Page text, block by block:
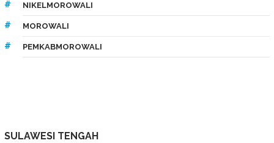
NIKELMOROWALI
MOROWALI
PEMKABMOROWALI
SULAWESI TENGAH